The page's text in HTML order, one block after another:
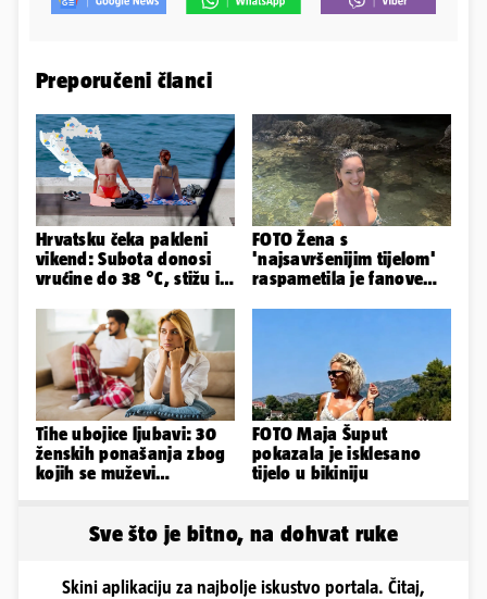
Preporučeni članci
Hrvatsku čeka pakleni
vikend: Subota donosi
vrućine do 38 °C, stižu i
FOTO Žena s
'najsavršenijim tijelom'
raspametila je fanove
Tihe ubojice ljubavi: 30
ženskih ponašanja zbog
kojih se muževi
FOTO Maja Šuput
pokazala je isklesano
tijelo u bikiniju
Sve što je bitno, na dohvat ruke
Skini aplikaciju za najbolje iskustvo portala. Čitaj,